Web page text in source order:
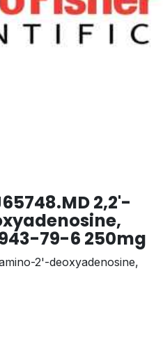
2,2'-
79-6 250mg
2'-deoxyadenosine,